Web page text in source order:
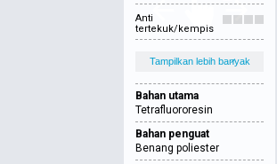
Anti
tertekuk/kempis
Tampilkan lebih banyak
Bahan utama
Tetrafluororesin
Bahan penguat
Benang poliester